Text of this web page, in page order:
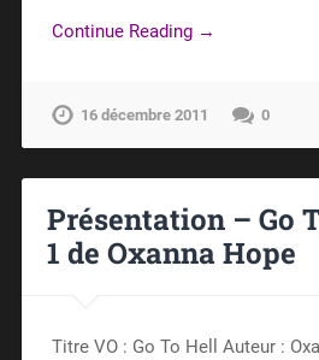
Continue Reading →
16 décembre 2011 0
Présentation – Go
1 de Oxanna Hope
Titre VO : Go To Hell Auteur :